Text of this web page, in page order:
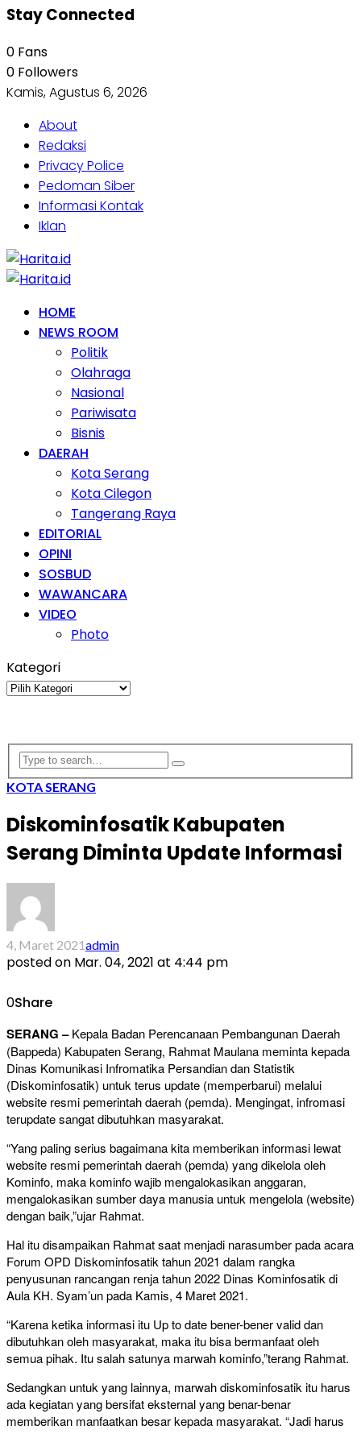
Stay Connected
0 Fans
0 Followers
Kamis, Agustus 6, 2026
About
Redaksi
Privacy Police
Pedoman Siber
Informasi Kontak
Iklan
HOME
NEWS ROOM
Politik
Olahraga
Nasional
Pariwisata
Bisnis
DAERAH
Kota Serang
Kota Cilegon
Tangerang Raya
EDITORIAL
OPINI
SOSBUD
WAWANCARA
VIDEO
Photo
Kategori
Kategori
KOTA SERANG
Diskominfosatik Kabupaten
Serang Diminta Update Informasi
4, Maret 2021admin
posted on Mar. 04, 2021 at 4:44 pm
0Share
SERANG –Kepala Badan Perencanaan Pembangunan Daerah
(Bappeda) Kabupaten Serang, Rahmat Maulana meminta kepada
Dinas Komunikasi Infromatika Persandian dan Statistik
(Diskominfosatik) untuk terus update (memperbarui) melalui
website resmi pemerintah daerah (pemda). Mengingat, infromasi
terupdate sangat dibutuhkan masyarakat.
“Yang paling serius bagaimana kita memberikan informasi lewat
website resmi pemerintah daerah (pemda) yang dikelola oleh
Kominfo, maka kominfo wajib mengalokasikan anggaran,
mengalokasikan sumber daya manusia untuk mengelola (website)
dengan baik,”ujar Rahmat.
Hal itu disampaikan Rahmat saat menjadi narasumber pada acara
Forum OPD Diskominfosatik tahun 2021 dalam rangka
penyusunan rancangan renja tahun 2022 Dinas Kominfosatik di
Aula KH. Syam’un pada Kamis, 4 Maret 2021.
“Karena ketika informasi itu Up to date bener-bener valid dan
dibutuhkan oleh masyarakat, maka itu bisa bermanfaat oleh
semua pihak. Itu salah satunya marwah kominfo,”terang Rahmat.
Sedangkan untuk yang lainnya, marwah diskominfosatik itu harus
ada kegiatan yang bersifat eksternal yang benar-benar
memberikan manfaatkan besar kepada masyarakat. “Jadi harus